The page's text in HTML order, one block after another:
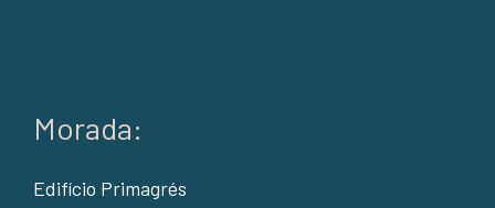
Morada:
Edifício Primagrés